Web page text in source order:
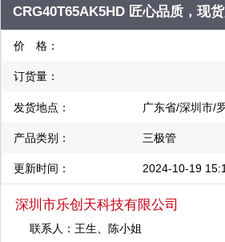
CRG40T65AK5HD 匠心品质，现
价 格：
订货量：
发货地点： 广东省/深圳市/
产品类别： 三极管
更新时间： 2024-10-19
深圳市乐创天科技有限公司
联系人： 王生、陈小姐